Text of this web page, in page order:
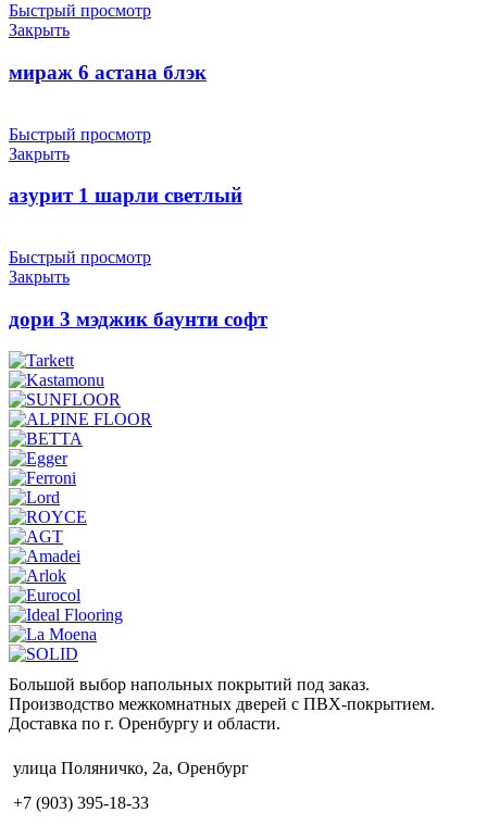
Быстрый просмотр
Закрыть
мираж 6 астана блэк
Быстрый просмотр
Закрыть
азурит 1 шарли светлый
Быстрый просмотр
Закрыть
дори 3 мэджик баунти софт
Большой выбор напольных покрытий под заказ.
Производство межкомнатных дверей с ПВХ-покрытием.
Доставка по г. Оренбургу и области.
улица Поляничко, 2а, Оренбург
+7 (903) 395-18-33